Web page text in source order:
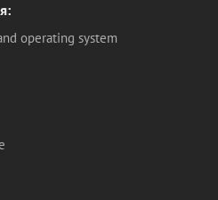
operating system